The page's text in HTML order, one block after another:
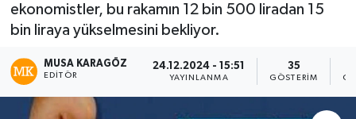
ekonomistler, bu rakamın 12 bin 500 liradan 15
bin liraya yükselmesini bekliyor.
MUSA KARAGÖZ
EDITÖR
24.12.2024 - 15:51
YAYINLANMA
35
GÖSTERIM
Son Dakika Haberleri
Haber Arşivi